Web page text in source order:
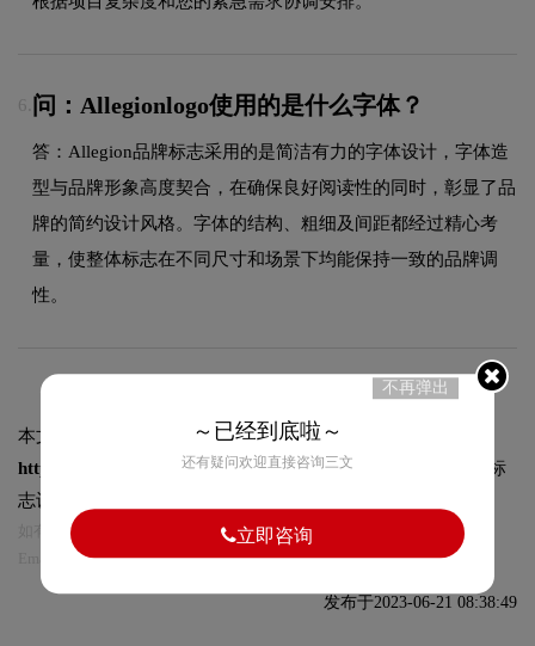
6. 问：Allegionlogo使用的是什么字体？
答：Allegion品牌标志采用的是简洁有力的字体设计，字体造
型与品牌形象高度契合，在确保良好阅读性的同时，彰显了品
牌的简约设计风格。字体的结构、粗细及间距都经过精心考
量，使整体标志在不同尺寸和场景下均能保持一致的品牌调
性。
本文标题和链接
Allegion标志logo图片:
https://logo9.net/works/11128.html转载时请注明出处为诗宸标
志设计及本链接!
如有内容侵犯您的合法权益，请及时与我们联系
Email:75696531@qq.com，我们将第一时间安排删除。
发布于2023-06-21 08:38:49
不再弹出
～已经到底啦～
还有疑问欢迎直接咨询三文
立即咨询